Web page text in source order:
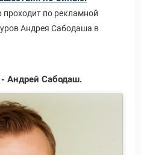
по рекламной
Андрея Сабодаша в
- Андрей Сабодаш.